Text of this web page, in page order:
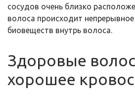
сосудов очень близко
волоса происходит
биовеществ внутрь волоса.
Здоровые
хорошее